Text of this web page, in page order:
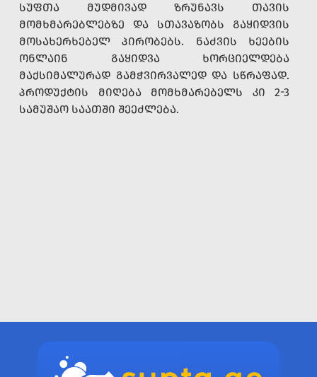
ᲡᲣᲤᲗᲐ ᲛᲣᲓᲛᲘᲕᲐᲓ ᲖᲠᲣᲜᲐᲕᲡ ᲗᲐᲕᲘᲡ
ᲛᲝᲛᲮᲛᲐᲠᲔᲑᲚᲔᲑᲖᲔ ᲓᲐ ᲡᲗᲐᲕᲐᲖᲝᲑᲡ ᲒᲐᲧᲘᲓᲕᲘᲡ
ᲛᲝᲡᲐᲮᲔᲠᲮᲔᲑᲔᲚ ᲞᲘᲠᲝᲑᲔᲑᲡ. ᲜᲐᲫᲕᲘᲡ ᲮᲔᲔᲑᲘᲡ
ᲝᲜᲚᲐᲘᲜ ᲒᲐᲧᲘᲓᲕᲐ ᲮᲝᲠᲪᲘᲔᲚᲓᲔᲑᲐ
ᲛᲐᲥᲡᲘᲛᲐᲚᲣᲠᲐᲓ ᲒᲐᲛᲭᲕᲘᲠᲕᲐᲚᲔᲓ ᲓᲐ ᲡᲬᲠᲐᲤᲐᲓ.
ᲞᲠᲝᲓᲣᲥᲢᲘᲡ ᲛᲘᲦᲔᲑᲐ ᲛᲝᲛᲮᲛᲐᲠᲔᲑᲔᲚᲡ ᲙᲘ 2-3
ᲡᲐᲛᲣᲨᲐᲝ ᲡᲐᲐᲗᲨᲘ ᲨᲔᲔᲫᲚᲔᲑᲐ.